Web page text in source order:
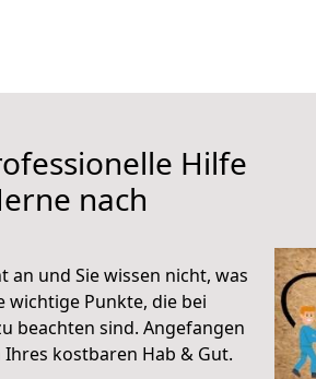
Hilfe
nach
und Sie wissen nicht, was
wichtige Punkte, die bei
beachten sind. Angefangen
kostbaren Hab & Gut.